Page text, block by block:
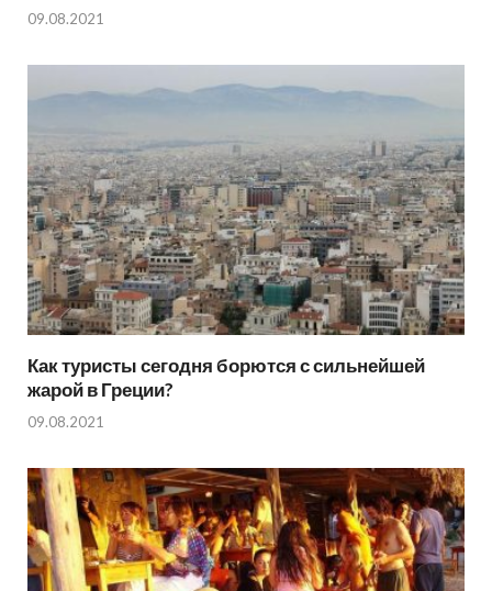
09.08.2021
Как туристы сегодня борются с сильнейшей
жарой в Греции?
09.08.2021